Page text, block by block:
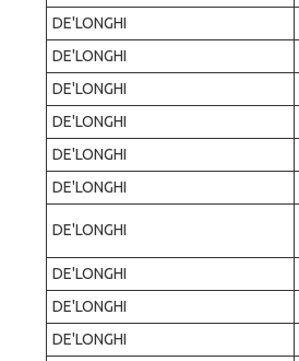
DE'LONGHI
DE'LONGHI
DE'LONGHI
DE'LONGHI
DE'LONGHI
DE'LONGHI
DE'LONGHI
DE'LONGHI
DE'LONGHI
DE'LONGHI